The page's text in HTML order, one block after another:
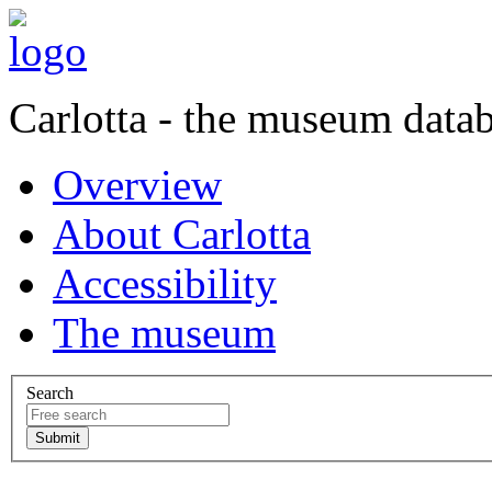
Carlotta - the museum
Overview
About Carlotta
Accessibility
The museum
Search